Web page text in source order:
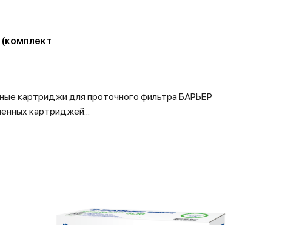
картриджи для проточного фильтра БАРЬЕР
картриджей...